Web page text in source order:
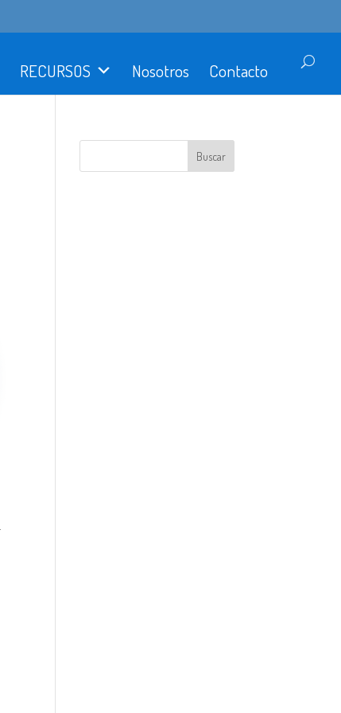
RECURSOS Nosotros Contacto
Buscar